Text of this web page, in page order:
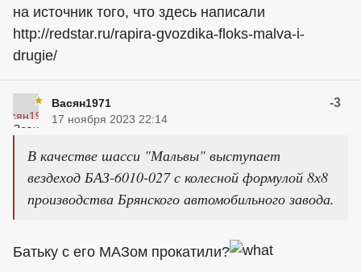
на источник того, что здесь написали
http://redstar.ru/rapira-gvozdika-floks-malva-i-
drugie/
Васян1971 -3
17 ноября 2023 22:14
В качестве шасси "Мальвы" выступает
вездеход БАЗ-6010-027 с колесной формулой 8х8
производства Брянского автомобильного завода.
Батьку с его МАЗом прокатили?